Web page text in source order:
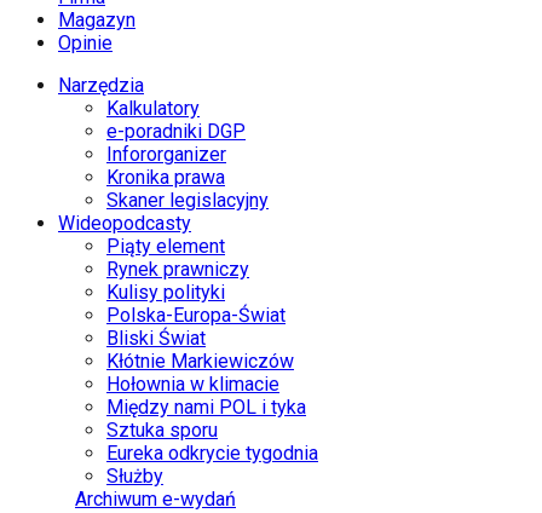
Magazyn
Opinie
Narzędzia
Kalkulatory
e-poradniki DGP
Infororganizer
Kronika prawa
Skaner legislacyjny
Wideopodcasty
Piąty element
Rynek prawniczy
Kulisy polityki
Polska-Europa-Świat
Bliski Świat
Kłótnie Markiewiczów
Hołownia w klimacie
Między nami POL i tyka
Sztuka sporu
Eureka odkrycie tygodnia
Służby
Archiwum e-wydań